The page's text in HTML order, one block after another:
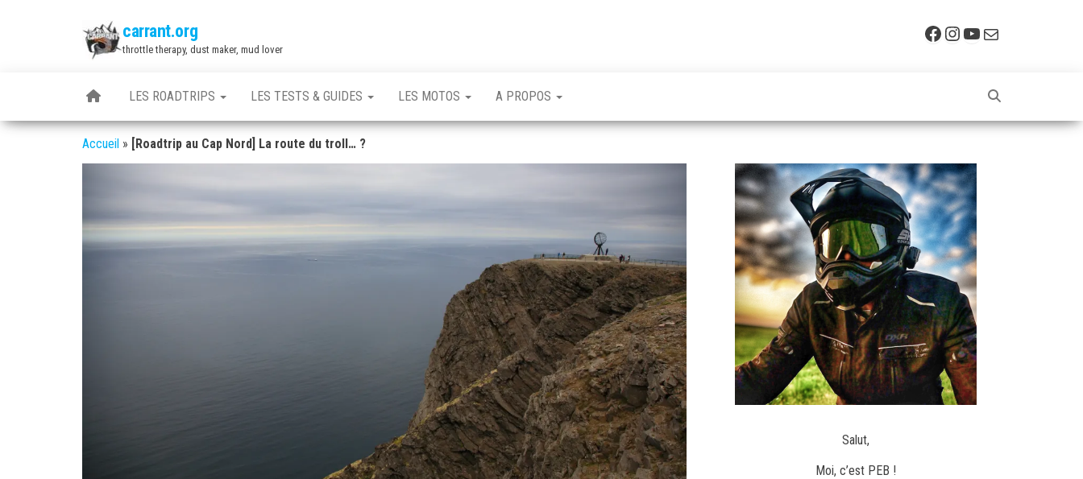
carrant.org
throttle therapy, dust maker, mud lover
Facebook
Instagram
YouTube
E-mail
LES ROADTRIPS LES TESTS & GUIDES LES MOTOS A PROPOS
Accueil » [Roadtrip au Cap Nord] La route du troll… ?
Salut,
Moi, c’est PEB !